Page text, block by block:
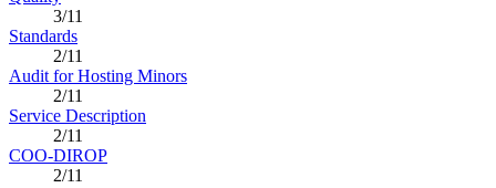
3/11
Standards
2/11
Audit for Hosting Minors
2/11
Service Description
2/11
COO-DIROP
2/11